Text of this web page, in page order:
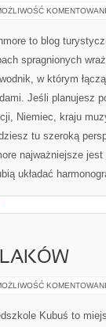
to blog
spragnionych
w którym
Jeśli planujesz
Niemiec, kraju
tu szeroką
najważniejsze
układać
Kubuś to